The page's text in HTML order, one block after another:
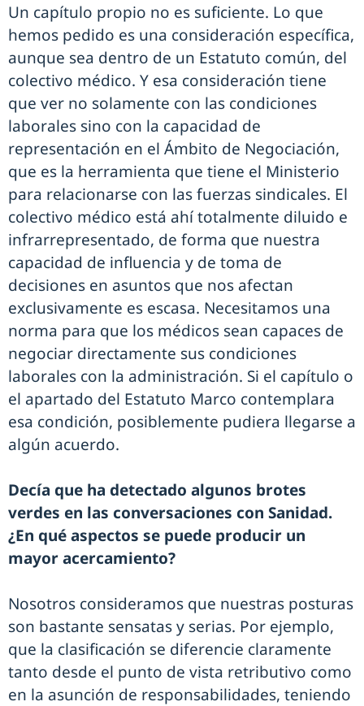
Un capítulo propio no es suficiente. Lo que
hemos pedido es una consideración específica,
aunque sea dentro de un Estatuto común, del
colectivo médico. Y esa consideración tiene
que ver no solamente con las condiciones
laborales sino con la capacidad de
representación en el Ámbito de Negociación,
que es la herramienta que tiene el Ministerio
para relacionarse con las fuerzas sindicales. El
colectivo médico está ahí totalmente diluido e
infrarrepresentado, de forma que nuestra
capacidad de influencia y de toma de
decisiones en asuntos que nos afectan
exclusivamente es escasa. Necesitamos una
norma para que los médicos sean capaces de
negociar directamente sus condiciones
laborales con la administración. Si el capítulo o
el apartado del Estatuto Marco contemplara
esa condición, posiblemente pudiera llegarse a
algún acuerdo.
Decía que ha detectado algunos brotes
verdes en las conversaciones con Sanidad.
¿En qué aspectos se puede producir un
mayor acercamiento?
Nosotros consideramos que nuestras posturas
son bastante sensatas y serias. Por ejemplo,
que la clasificación se diferencie claramente
tanto desde el punto de vista retributivo como
en la asunción de responsabilidades, teniendo